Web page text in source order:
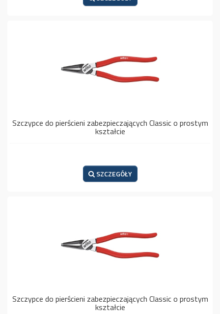
Szczypce do pierścieni zabezpieczających Classic o prostym
kształcie
SZCZEGÓŁY
Szczypce do pierścieni zabezpieczających Classic o prostym
kształcie